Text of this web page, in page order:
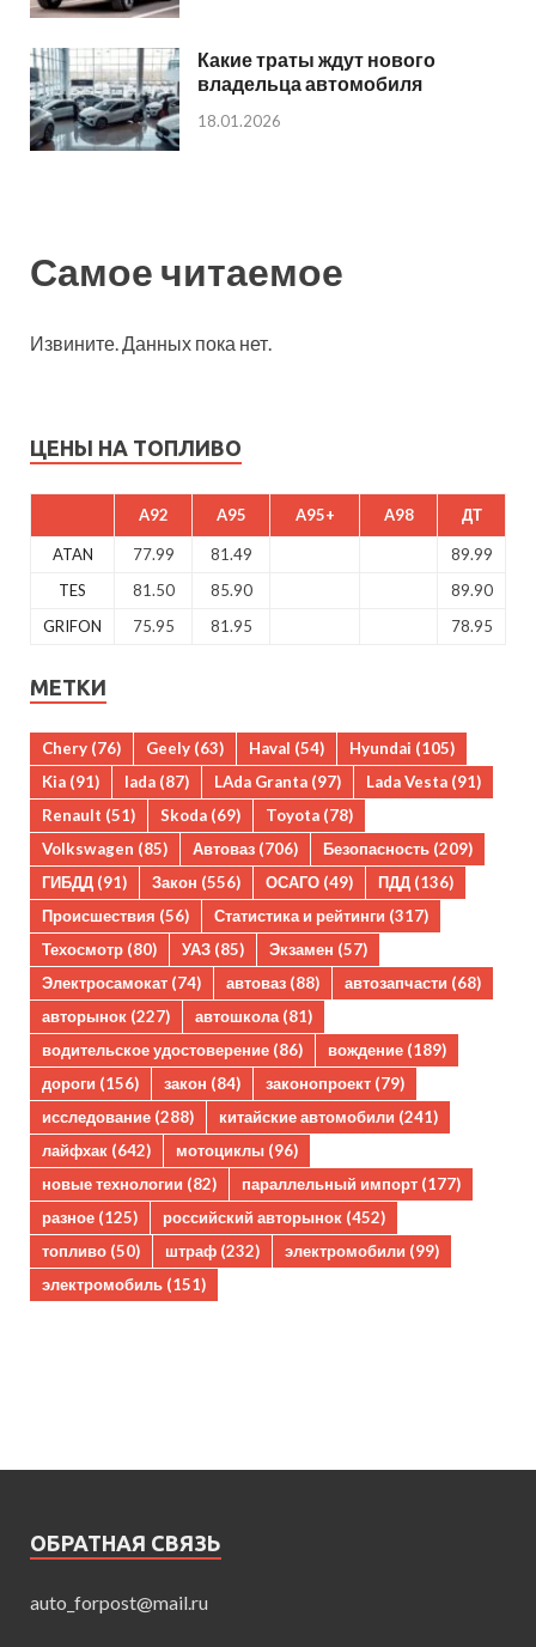
Какие траты ждут нового
владельца автомобиля
18.01.2026
Самое читаемое
Извините. Данных пока нет.
ЦЕНЫ НА ТОПЛИВО
A92 A95 A95+ A98 ДТ
ATAN 77.99 81.49
89.99
TES
81.50 85.90
89.90
GRIFON
75.95 81.95 78.95
МЕТКИ
Chery (76) Geely (63) Haval (54) Hyundai (105)
Kia (91) lada (87) LAda Granta (97) Lada Vesta (91)
Renault (51) Skoda (69) Toyota (78)
Volkswagen (85) Автоваз (706) Безопасность (209)
ГИБДД (91) Закон (556) ОСАГО (49) ПДД (136)
Происшествия (56) Статистика и рейтинги (317)
Техосмотр (80) УАЗ (85) Экзамен (57)
Электросамокат (74) автоваз (88) автозапчасти (68)
авторынок (227) автошкола(81)
водительское удостоверение (86) вождение (189)
дороги (156) закон (84) законопроект (79)
исследование (288) китайские автомобили (241)
лайфхак (642) мотоциклы (96)
новые технологии (82) параллельный импорт (177)
разное (125) российский авторынок (452)
топливо (50) штраф (232) электромобили (99)
электромобиль (151)
ОБРАТНАЯ СВЯЗЬ
auto_forpost@mail.ru